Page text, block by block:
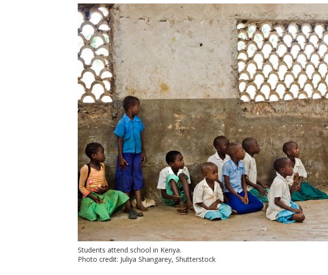
Students attend school in Kenya.
Photo credit: Juliya Shangarey, Shutterstock